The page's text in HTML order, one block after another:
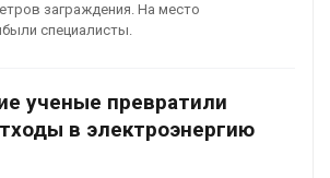
заграждения. На место
специалисты.
ученые превратили
в электроэнергию